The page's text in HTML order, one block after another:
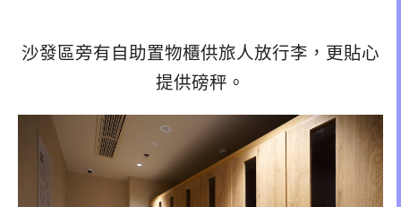
沙發區旁有自助置物櫃供旅人放行李，更貼心
提供磅秤。